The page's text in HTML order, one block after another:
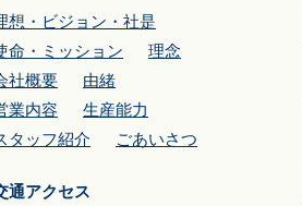
想・ビジョン・社是
命・ミッション
理念
社概要
由緒
業内容
生産能力
タッフ紹介
ごあいさつ
通アクセス